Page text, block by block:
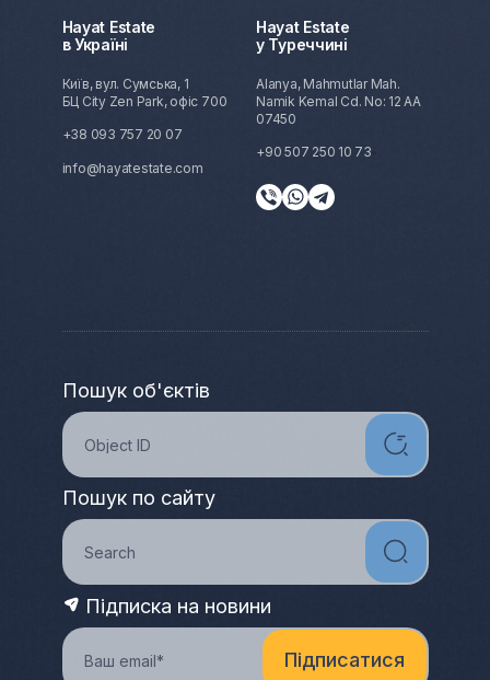
Hayat Estate
в Україні
Київ, вул. Сумська, 1
БЦ City Zen Park, офіс 700
+38 093 757 20 07
info@hayatestate.com
Hayat Estate
у Туреччині
Alanya, Mahmutlar Mah.
Namik Kemal Cd. No: 12 AA
07450
+90 507 250 10 73
Пошук об'єктів
Пошук по сайту
Підписка на новини